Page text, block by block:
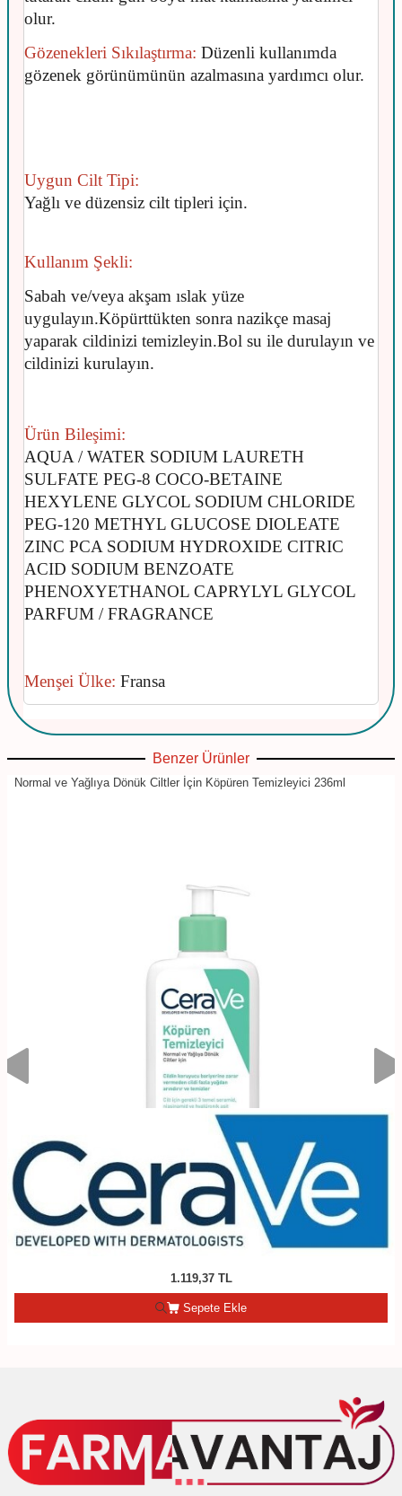
olur.
Gözenekleri Sıkılaştırma: Düzenli kullanımda
gözenek görünümünün azalmasına yardımcı olur.
Uygun Cilt Tipi:
Yağlı ve düzensiz cilt tipleri için.
Kullanım Şekli:
Sabah ve/veya akşam ıslak yüze
uygulayın.Köpürttükten sonra nazikçe masaj
yaparak cildinizi temizleyin.Bol su ile durulayın ve
cildinizi kurulayın.
Ürün Bileşimi:
AQUA / WATER SODIUM LAURETH
SULFATE PEG-8 COCO-BETAINE
HEXYLENE GLYCOL SODIUM CHLORIDE
PEG-120 METHYL GLUCOSE DIOLEATE
ZINC PCA SODIUM HYDROXIDE CITRIC
ACID SODIUM BENZOATE
PHENOXYETHANOL CAPRYLYL GLYCOL
PARFUM / FRAGRANCE
Menşei Ülke: Fransa
Benzer Ürünler
Normal ve Yağlıya Dönük Ciltler İçin Köpüren Temizleyici 236ml
1.119,37TL
Sepete Ekle